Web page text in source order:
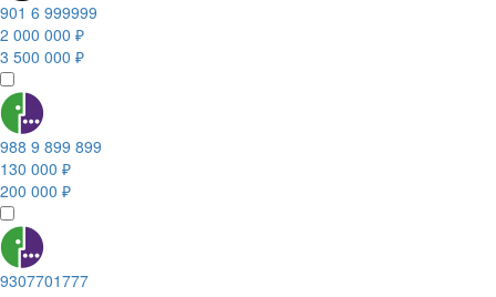
901 6 999999
2 000 000 ₽
3 500 000 ₽
988 9 899 899
130 000 ₽
200 000 ₽
9307701777